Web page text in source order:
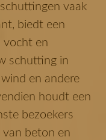
vaak
biedt een
vocht en
schutting in
en andere
houdt een
bezoekers
beton en